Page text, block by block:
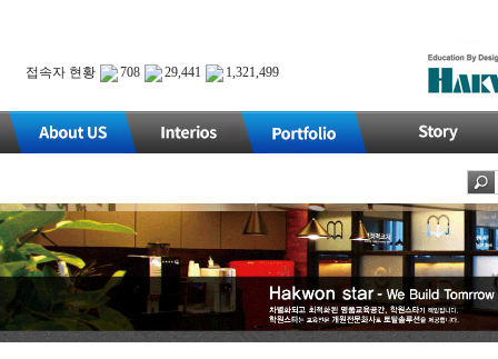
접속자 현황 708 29,441 1,321,499